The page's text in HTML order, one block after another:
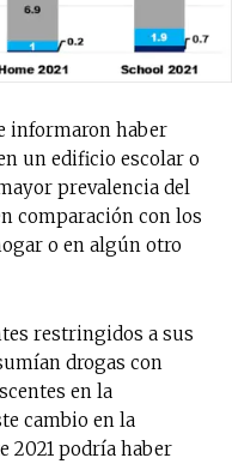
informaron haber
un edificio escolar o
prevalencia del
comparación con los
o en algún otro
restringidos a sus
drogas con
en la
cambio en la
2021 podría haber